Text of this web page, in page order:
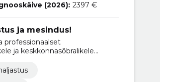
(2026): 2397 €
ja mesindus!
professionaalset
ja keskkonnasõbralikele